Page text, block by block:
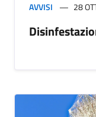
AVVISI 28